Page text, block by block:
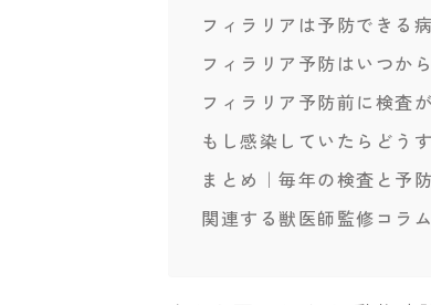
フィラリアは予防できる
フィラリア予防はいつか
フィラリア予防前に検査
もし感染していたらどう
まとめ｜毎年の検査と予
関連する獣医師監修コラム